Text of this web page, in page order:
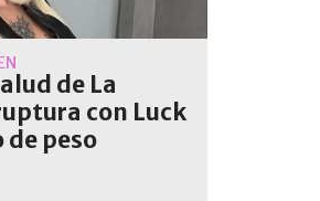
de La
con Luck
de peso